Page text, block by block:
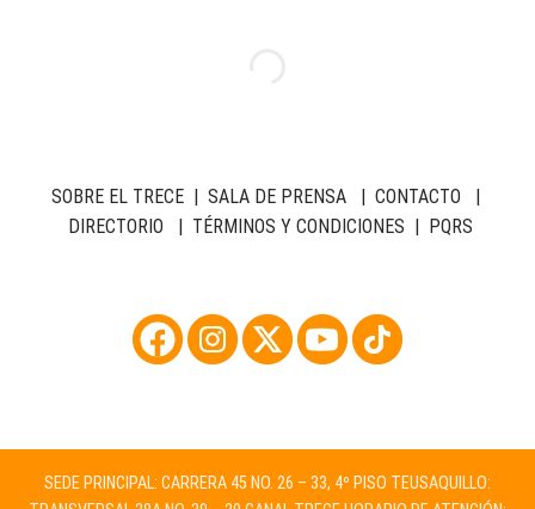
SOBRE EL TRECE| SALA DE PRENSA| CONTACTO |
DIRECTORIO | TÉRMINOS Y CONDICIONES | PQRS
SEDE PRINCIPAL: CARRERA 45 NO. 26 – 33, 4º PISO TEUSAQUILLO: